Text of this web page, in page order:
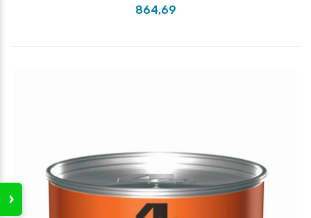
›
864,69